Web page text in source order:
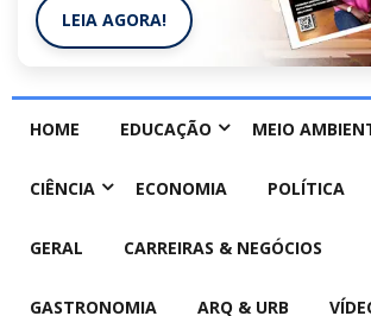
LEIA AGORA!
HOME EDUCAÇÃO MEIO
CIÊNCIA ECONOMIA POLÍTICA
GERAL CARREIRAS & NEGÓCIOS
GASTRONOMIA ARQ & URB